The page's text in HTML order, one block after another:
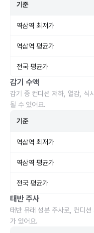
기준
역삼역 최저가
역삼역 평균가
전국 평균가
감기 수액
감기 중 컨디션 저하, 열감, 식
될 수 있어요.
기준
역삼역 최저가
역삼역 평균가
전국 평균가
태반 주사
태반 유래 성분 주사로, 컨디
가 있어요.